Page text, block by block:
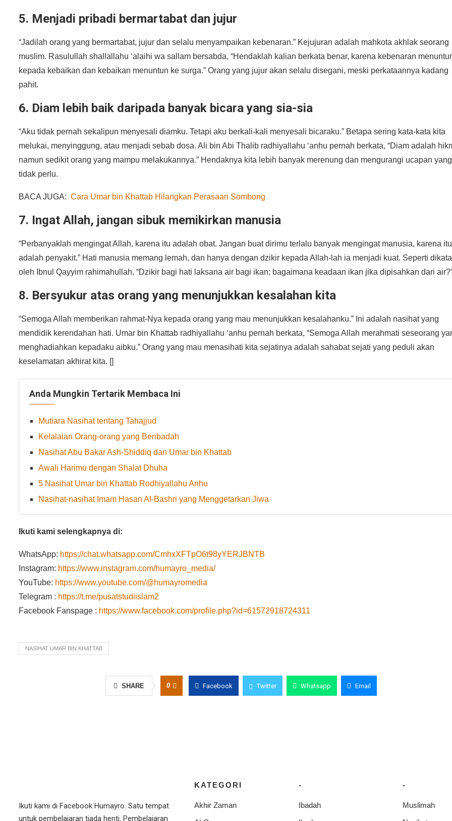
5. Menjadi pribadi bermartabat dan jujur
“Jadilah orang yang bermartabat, jujur dan selalu menyampaikan kebenaran.” Kejujuran adalah mahkota akhlak seorang
muslim. Rasulullah shallallahu ‘alaihi wa sallam bersabda, “Hendaklah kalian berkata benar, karena kebenaran
kepada kebaikan dan kebaikan menuntun ke surga.” Orang yang jujur akan selalu disegani, meski perkataannya kadang
pahit.
6. Diam lebih baik daripada banyak bicara yang sia-sia
“Aku tidak pernah sekalipun menyesali diamku. Tetapi aku berkali-kali menyesali bicaraku.” Betapa sering kata-kata kita
melukai, menyinggung, atau menjadi sebab dosa. Ali bin Abi Thalib radhiyallahu ‘anhu pernah berkata, “Diam adalah
namun sedikit orang yang mampu melakukannya.” Hendaknya kita lebih banyak merenung dan mengurangi ucapan yang
tidak perlu.
BACA JUGA: Cara Umar bin Khattab Hilangkan Perasaan Sombong
7. Ingat Allah, jangan sibuk memikirkan manusia
“Perbanyaklah mengingat Allah, karena itu adalah obat. Jangan buat dirimu terlalu banyak mengingat manusia, karena itu
adalah penyakit.” Hati manusia memang lemah, dan hanya dengan dzikir kepada Allah-lah ia menjadi kuat. Seperti
oleh Ibnul Qayyim rahimahullah, “Dzikir bagi hati laksana air bagi ikan; bagaimana keadaan ikan jika dipisahkan dari
8. Bersyukur atas orang yang menunjukkan kesalahan kita
“Semoga Allah memberikan rahmat-Nya kepada orang yang mau menunjukkan kesalahanku.” Ini adalah nasihat yang
mendidik kerendahan hati. Umar bin Khattab radhiyallahu ‘anhu pernah berkata, “Semoga Allah merahmati seseorang
menghadiahkan kepadaku aibku.” Orang yang mau menasihati kita sejatinya adalah sahabat sejati yang peduli akan
keselamatan akhirat kita. []
Anda Mungkin Tertarik Membaca Ini
Mutiara Nasihat tentang Tahajjud
Kelalaian Orang-orang yang Beribadah
Nasihat Abu Bakar Ash-Shiddiq dan Umar bin Khattab
Awali Harimu dengan Shalat Dhuha
5 Nasihat Umar bin Khattab Rodhiyallahu Anhu
Nasihat-nasihat Imam Hasan Al-Bashri yang Menggetarkan Jiwa
Ikuti kami selengkapnya di:
WhatsApp: https://chat.whatsapp.com/CmhxXFTpO6t98yYERJBNTB
Instagram: https://www.instagram.com/humayro_media/
YouTube: https://www.youtube.com/@humayromedia
Telegram : https://t.me/pusatstudiislam2
Facebook Fanspage : https://www.facebook.com/profile.php?id=61572918724311
NASIHAT UMAR BIN KHATTAB
SHARE 0 Facebook Twitter Whatsapp Email
Ikuti kami di Facebook Humayro. Satu tempat
untuk pembelajaran tiada henti. Pembelajaran
KATEGORI
Akhir Zaman
-
Ibadah
-
Muslimah